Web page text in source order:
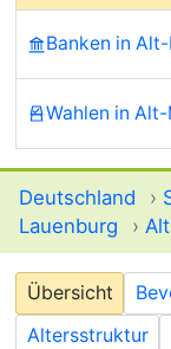
Banken in
Wahlen in
Deutschland ›
Lauenburg
›
Übersicht
Altersstruktur